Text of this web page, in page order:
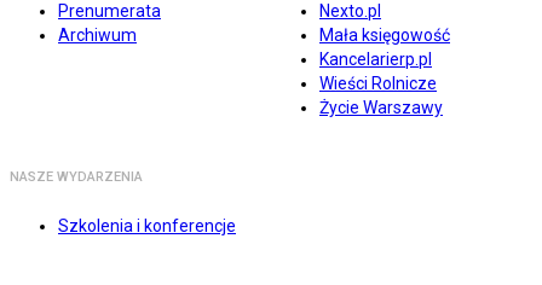
Prenumerata
Archiwum
Nexto.pl
Mała księgowość
Kancelarierp.pl
Wieści Rolnicze
Życie Warszawy
NASZE WYDARZENIA
Szkolenia i konferencje